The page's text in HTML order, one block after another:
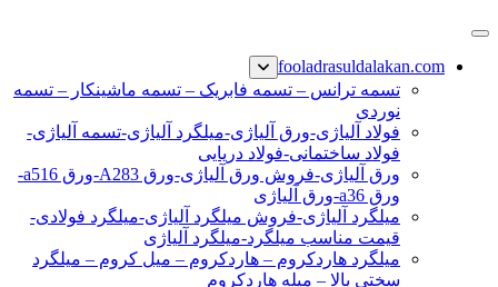
پرش
محتوا
نبشی فولادی-ناودانی فولادی-قیمت ورق-قیمت فولاد
fooladrasuldalakan.com
تسمه ترانس – تسمه فابریک – تسمه ماشینکار – تسمه
نوردی
فولاد آلیاژی-ورق آلیاژی-میلگرد آلیاژی-تسمه آلیاژی-
فولاد ساختمانی-فولاد دریایی
ورق آلیاژی-فروش ورق آلیاژی-ورق A283-ورق a516-
ورق a36-ورق آلیاژی
میلگرد آلیاژی-فروش میلگرد آلیاژی-میلگرد فولادی-
قیمت مناسب میلگرد-میلگرد آلیاژی
میلگرد هاردکروم – هاردکروم – میل کروم – میلگرد
سختی بالا – میله هاردکروم